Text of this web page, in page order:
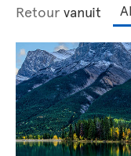
Retour vanuit